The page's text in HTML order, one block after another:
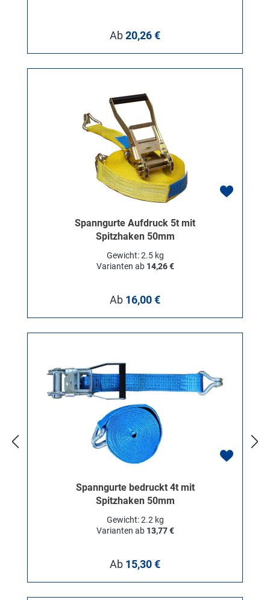
Regulärer Preis:
Ab20,26 €
Spanngurte Aufdruck 5t mit
Spitzhaken 50mm
Gewicht: 2.5 kg
Varianten ab14,26 €
Regulärer Preis:
Ab 16,00 €
Spanngurte bedruckt 4t mit
Spitzhaken 50mm
Gewicht: 2.2 kg
Varianten ab13,77 €
Regulärer Preis:
Ab 15,30 €